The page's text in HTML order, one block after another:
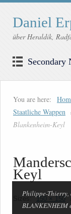
Daniel
über Heraldik,
Secondary
You are here:
Staatliche Wappen
Blankenheim-Keyl
Keyl
150 × 150
Philippe-Thierry,
BLANKENHEIM